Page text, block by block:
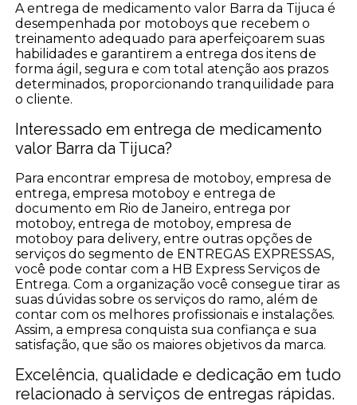
A entrega de medicamento valor Barra da Tijuca é
desempenhada por motoboys que recebem o
treinamento adequado para aperfeiçoarem suas
habilidades e garantirem a entrega dos itens de
forma ágil, segura e com total atenção aos prazos
determinados, proporcionando tranquilidade para
o cliente.
Interessado em entrega de medicamento
valor Barra da Tijuca?
Para encontrar empresa de motoboy, empresa de
entrega, empresa motoboy e entrega de
documento em Rio de Janeiro, entrega por
motoboy, entrega de motoboy, empresa de
motoboy para delivery, entre outras opções de
serviços do segmento de ENTREGAS EXPRESSAS,
você pode contar com a HB Express Serviços de
Entrega. Com a organização você consegue tirar as
suas dúvidas sobre os serviços do ramo, além de
contar com os melhores profissionais e instalações.
Assim, a empresa conquista sua confiança e sua
satisfação, que são os maiores objetivos da marca.
Excelência, qualidade e dedicação em tudo
relacionado à serviços de entregas rápidas.